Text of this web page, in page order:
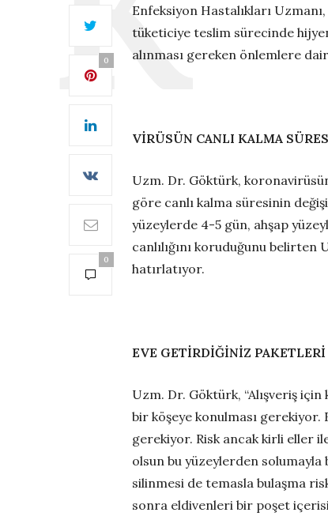
0
0
Enfeksiyon Hastalıkları
tüketiciye teslim sürecinde
alınması gereken önlemlere
VİRÜSÜN CANLI KALMA
Uzm. Dr. Göktürk,
göre canlı kalma süresinin
yüzeylerde 4-5 gün, ahşap
canlılığını koruduğunu
hatırlatıyor.
EVE GETİRDİĞİNİZ
Uzm. Dr. Göktürk, “Alışveriş
bir köşeye konulması
gerekiyor. Risk ancak kirli eller
olsun bu yüzeylerden
silinmesi de temasla bulaşma
sonra eldivenleri bir poşet